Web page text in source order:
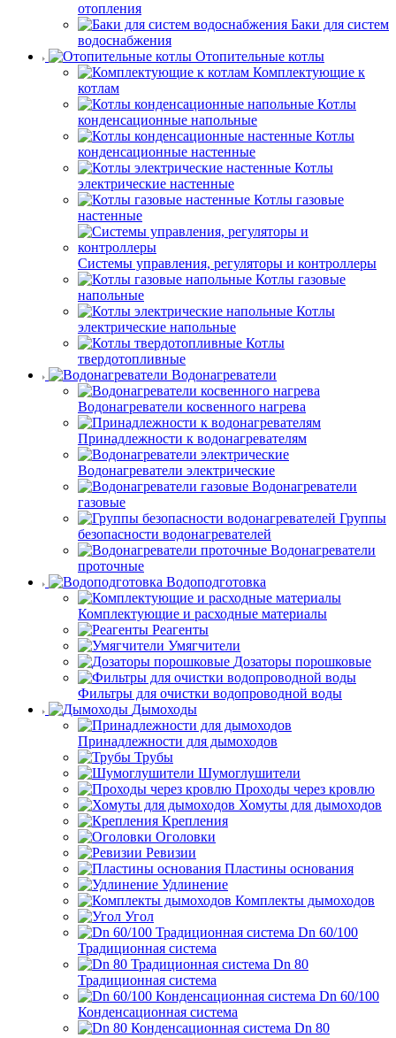
отопления
Баки для систем
водоснабжения
Отопительные котлы
Комплектующие к
котлам
Котлы
конденсационные напольные
Котлы
конденсационные настенные
Котлы
электрические настенные
Котлы газовые
настенные
Системы управления, регуляторы и контроллеры
Котлы газовые
напольные
Котлы
электрические напольные
Котлы
твердотопливные
Водонагреватели
Водонагреватели косвенного нагрева
Принадлежности к водонагревателям
Водонагреватели электрические
Водонагреватели
газовые
Группы
безопасности водонагревателей
Водонагреватели
проточные
Водоподготовка
Комплектующие и расходные материалы
Реагенты
Умягчители
Дозаторы порошковые
Фильтры для очистки водопроводной воды
Дымоходы
Принадлежности для дымоходов
Трубы
Шумоглушители
Проходы через кровлю
Хомуты для дымоходов
Крепления
Оголовки
Ревизии
Пластины основания
Удлинение
Комплекты дымоходов
Угол
Dn 60/100
Традиционная система
Dn 80
Традиционная система
Dn 60/100
Конденсационная система
Dn 80